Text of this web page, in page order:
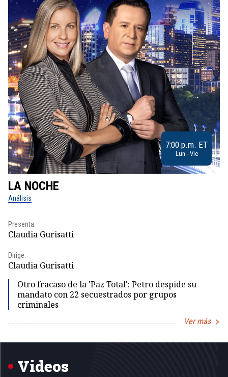
7:00 p.m. ET
Lun - Vie
LA NOCHE
Análisis
Presenta:
Claudia Gurisatti
Dirige:
Claudia Gurisatti
Otro fracaso de la 'Paz Total': Petro despide su
mandato con 22 secuestrados por grupos
criminales
Ver más
1
Videos